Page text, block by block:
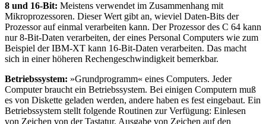
8 und 16-Bit: Meistens verwendet im Zusammenhang mit
Mikroprozessoren. Dieser Wert gibt an, wieviel Daten-Bits der
Prozessor auf einmal verarbeiten kann. Der Prozessor des C 64 kann
nur 8-Bit-Daten verarbeiten, der eines Personal Computers wie zum
Beispiel der IBM-XT kann 16-Bit-Daten verarbeiten. Das macht
sich in einer höheren Rechengeschwindigkeit bemerkbar.
Betriebssystem: »Grundprogramm« eines Computers. Jeder
Computer braucht ein Betriebssystem. Bei einigen Computern muß
es von Diskette geladen werden, andere haben es fest eingebaut. Ein
Betriebssystem stellt folgende Routinen zur Verfügung: Einlesen
von Zeichen von der Tastatur. Ausgabe von Zeichen auf den